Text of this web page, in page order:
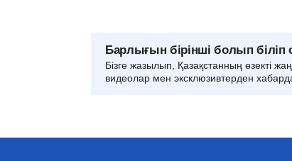
Барлығын бірінші болып
Бізге жазылып, Қазақстанның өзекті
видеолар мен эксклюзивтерден